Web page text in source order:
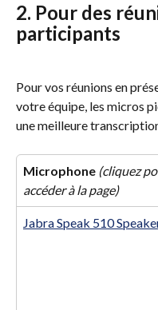
2. Pour des
participants
Pour vos réunions en
votre équipe, les micros
une meilleure
Microphone (cliquez
accéder à la page)
Jabra Speak 510